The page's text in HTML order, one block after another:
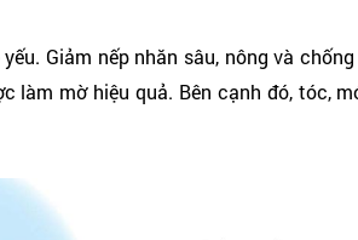
Giảm nếp nhăn sâu, nông và
làm mờ hiệu quả. Bên cạnh đó, tóc,